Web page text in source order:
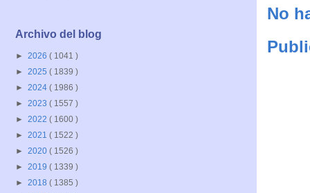
No
Archivo del blog
► 2026 ( 1041 )
► 2025 ( 1839 )
► 2024 ( 1986 )
► 2023 ( 1557 )
► 2022 ( 1600 )
► 2021 ( 1522 )
► 2020 ( 1526 )
► 2019 ( 1339 )
► 2018 ( 1385 )